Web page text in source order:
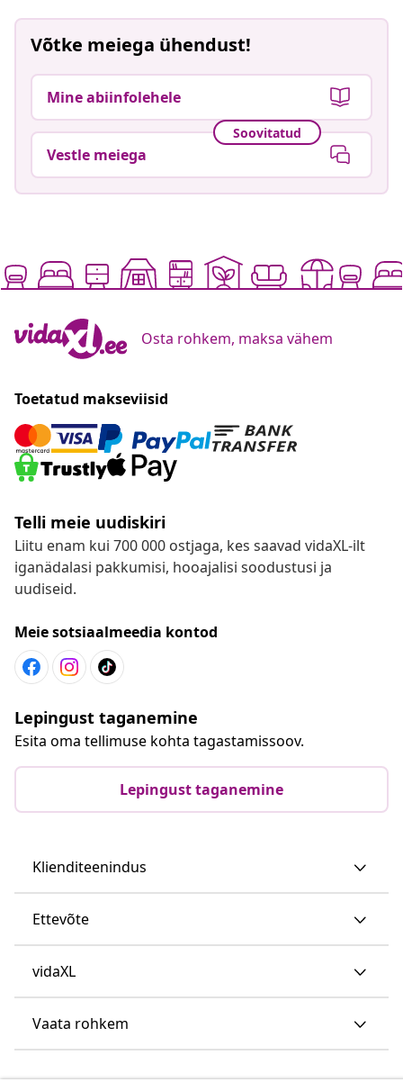
Võtke meiega ühendust!
Mine abiinfolehele
Soovitatud
Vestle meiega
Osta rohkem, maksa vähem
Toetatud makseviisid
Telli meie uudiskiri
Liitu enam kui 700 000 ostjaga, kes saavad vidaXL-ilt
iganädalasi pakkumisi, hooajalisi soodustusi ja
uudiseid.
Meie sotsiaalmeedia kontod
Lepingust taganemine
Esita oma tellimuse kohta tagastamissoov.
Lepingust taganemine
Klienditeenindus
Ettevõte
vidaXL
Vaata rohkem